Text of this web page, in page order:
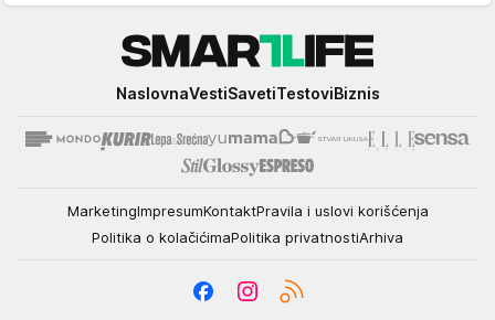
NaslovnaVestiSavetiTestoviBiznis
MarketingImpresumKontaktPravila i uslovi korišćenja
Politika o kolačićimaPolitika privatnostiArhiva